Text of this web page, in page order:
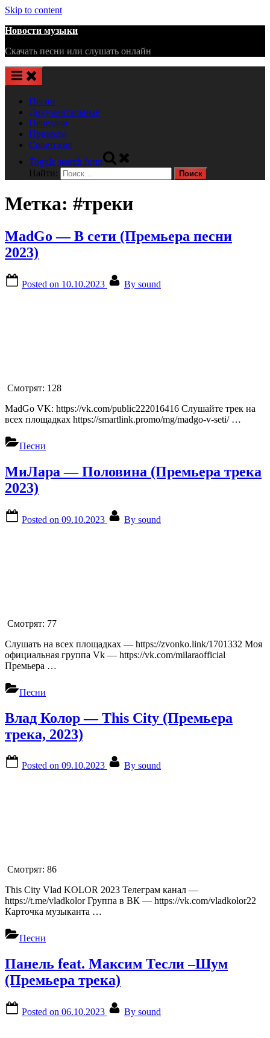
Skip to content
Новости музыки
Скачать песни или слушать онлайн
Песни
Документальные
Передачи
Приколы
Советские
Toggle search form
Найти:
Метка: #треки
MadGo — В сети (Премьера песни
2023)
Posted on 10.10.2023 By sound
Смотрят: 128
MadGo VK: https://vk.com/public222016416 Слушайте трек на
всех площадках https://smartlink.promo/mg/madgo-v-seti/ …
Песни
МиЛара — Половина (Премьера трека
2023)
Posted on 09.10.2023 By sound
Смотрят: 77
Слушать на всех площадках — https://zvonko.link/1701332 Моя
официальная группа Vk — https://vk.com/milaraofficial
Премьера …
Песни
Влад Колор — This City (Премьера
трека, 2023)
Posted on 09.10.2023 By sound
Смотрят: 86
This City Vlad KOLOR 2023 Телеграм канал —
https://t.me/vladkolor Группа в ВК — https://vk.com/vladkolor22
Карточка музыканта …
Песни
Панель feat. Максим Тесли –Шум
(Премьера трека)
Posted on 06.10.2023 By sound